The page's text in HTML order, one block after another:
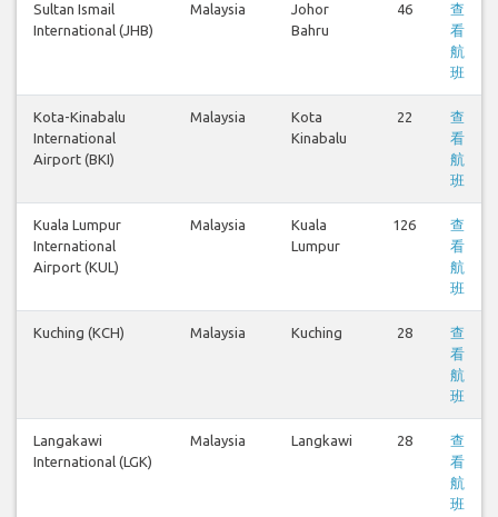
Sultan Ismail
International (JHB)
Malaysia
Johor
Bahru
46
查
看
航
班
Kota-Kinabalu
International
Airport (BKI)
Malaysia
Kota
Kinabalu
22
查
看
航
班
Kuala Lumpur
International
Airport (KUL)
Malaysia
Kuala
Lumpur
126
查
看
航
班
Kuching (KCH) Malaysia Kuching 28
查
看
航
班
Langakawi
International (LGK)
Malaysia Langkawi 28
查
看
航
班